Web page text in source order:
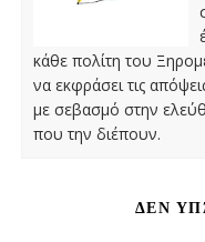
κάθε πολίτη του
να εκφράσει τις
με σεβασμό στην
που την διέπουν.
ΔΕΝ